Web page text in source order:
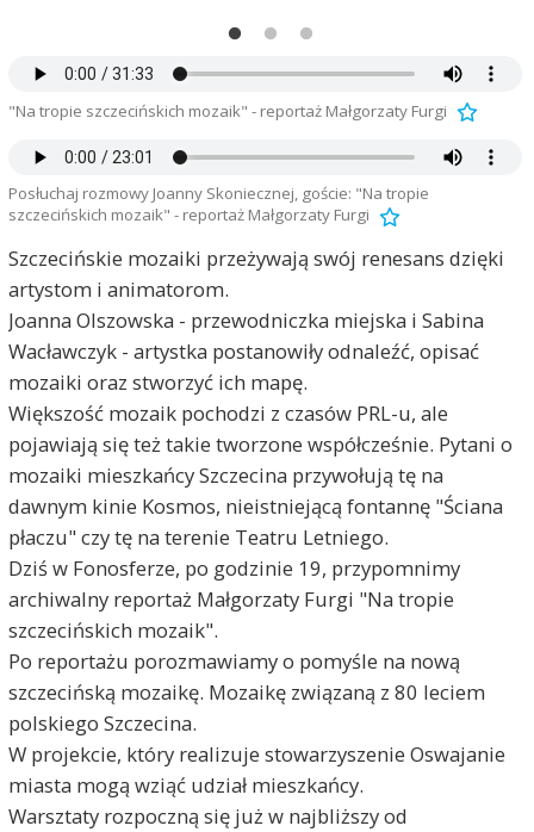
"Na tropie szczecińskich mozaik" - reportaż Małgorzaty Furgi
Posłuchaj rozmowy Joanny Skoniecznej, goście: "Na tropie
szczecińskich mozaik" - reportaż Małgorzaty Furgi
Szczecińskie mozaiki przeżywają swój renesans dzięki
artystom i animatorom.
Joanna Olszowska - przewodniczka miejska i Sabina
Wacławczyk - artystka postanowiły odnaleźć, opisać
mozaiki oraz stworzyć ich mapę.
Większość mozaik pochodzi z czasów PRL-u, ale
pojawiają się też takie tworzone współcześnie. Pytani o
mozaiki mieszkańcy Szczecina przywołują tę na
dawnym kinie Kosmos, nieistniejącą fontannę "Ściana
płaczu" czy tę na terenie Teatru Letniego.
Dziś w Fonosferze, po godzinie 19, przypomnimy
archiwalny reportaż Małgorzaty Furgi "Na tropie
szczecińskich mozaik".
Po reportażu porozmawiamy o pomyśle na nową
szczecińską mozaikę. Mozaikę związaną z 80 leciem
polskiego Szczecina.
W projekcie, który realizuje stowarzyszenie Oswajanie
miasta mogą wziąć udział mieszkańcy.
Warsztaty rozpoczną się już w najbliższy od